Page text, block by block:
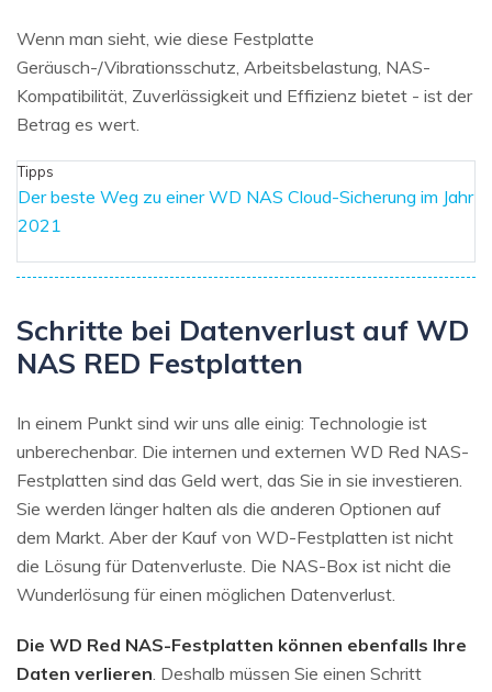
Wenn man sieht, wie diese Festplatte
Geräusch-/Vibrationsschutz, Arbeitsbelastung, NAS-
Kompatibilität, Zuverlässigkeit und Effizienz bietet - ist der
Betrag es wert.
Tipps
Der beste Weg zu einer WD NAS Cloud-Sicherung im Jahr
2021
Schritte bei Datenverlust auf WD
NAS RED Festplatten
In einem Punkt sind wir uns alle einig: Technologie ist
unberechenbar. Die internen und externen WD Red NAS-
Festplatten sind das Geld wert, das Sie in sie investieren.
Sie werden länger halten als die anderen Optionen auf
dem Markt. Aber der Kauf von WD-Festplatten ist nicht
die Lösung für Datenverluste. Die NAS-Box ist nicht die
Wunderlösung für einen möglichen Datenverlust.
Die WD Red NAS-Festplatten können ebenfalls Ihre
Daten verlieren . Deshalb müssen Sie einen Schritt